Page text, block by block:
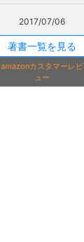
2017/07/06
著書一覧を見る
amazonカスタマーレビ
ュー